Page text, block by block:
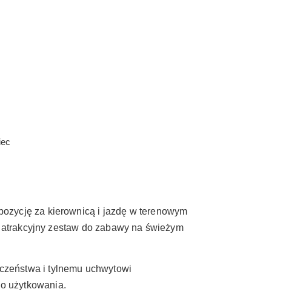
za kierownicą i jazdę w terenowym
zestaw do zabawy na świeżym
i tylnemu uchwytowi
użytkowania.